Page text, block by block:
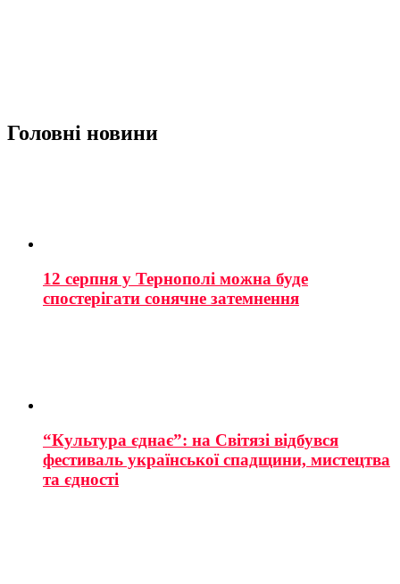
Головні новини
12 серпня у Тернополі можна буде
спостерігати сонячне затемнення
“Культура єднає”: на Світязі відбувся
фестиваль української спадщини, мистецтва
та єдності